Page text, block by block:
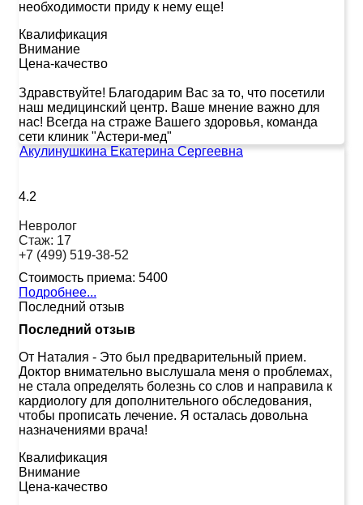
необходимости приду к нему еще!
Квалификация
Внимание
Цена-качество
Здравствуйте! Благодарим Вас за то, что посетили
наш медицинский центр. Ваше мнение важно для
нас! Всегда на страже Вашего здоровья, команда
сети клиник "Астери-мед"
Акулинушкина Екатерина Сергеевна
4.2
Невролог
Стаж: 17
+7 (499) 519-38-52
Стоимость приема: 5400
Подробнее...
Последний отзыв
Последний отзыв
От Наталия - Это был предварительный прием.
Доктор внимательно выслушала меня о проблемах,
не стала определять болезнь со слов и направила к
кардиологу для дополнительного обследования,
чтобы прописать лечение. Я осталась довольна
назначениями врача!
Квалификация
Внимание
Цена-качество